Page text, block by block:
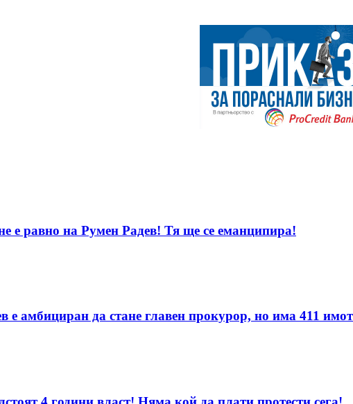
е равно на Румен Радев! Тя ще се еманципира!
е амбициран да стане главен прокурор, но има 411